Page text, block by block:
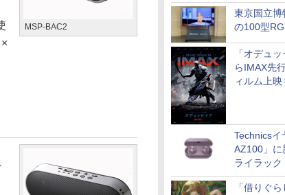
東京国立博
の100型
「オデュ
らIMAX先
ィルム上映
Technicsイ
AZ100」に
ライラック
「借りぐ
MSP-BAC2